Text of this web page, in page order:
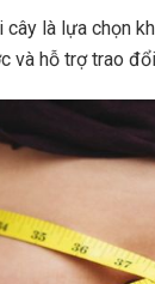
là lựa chọn
và hỗ trợ trao